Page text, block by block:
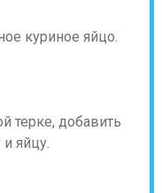
куриное яйцо.
терке, добавить
яйцу.